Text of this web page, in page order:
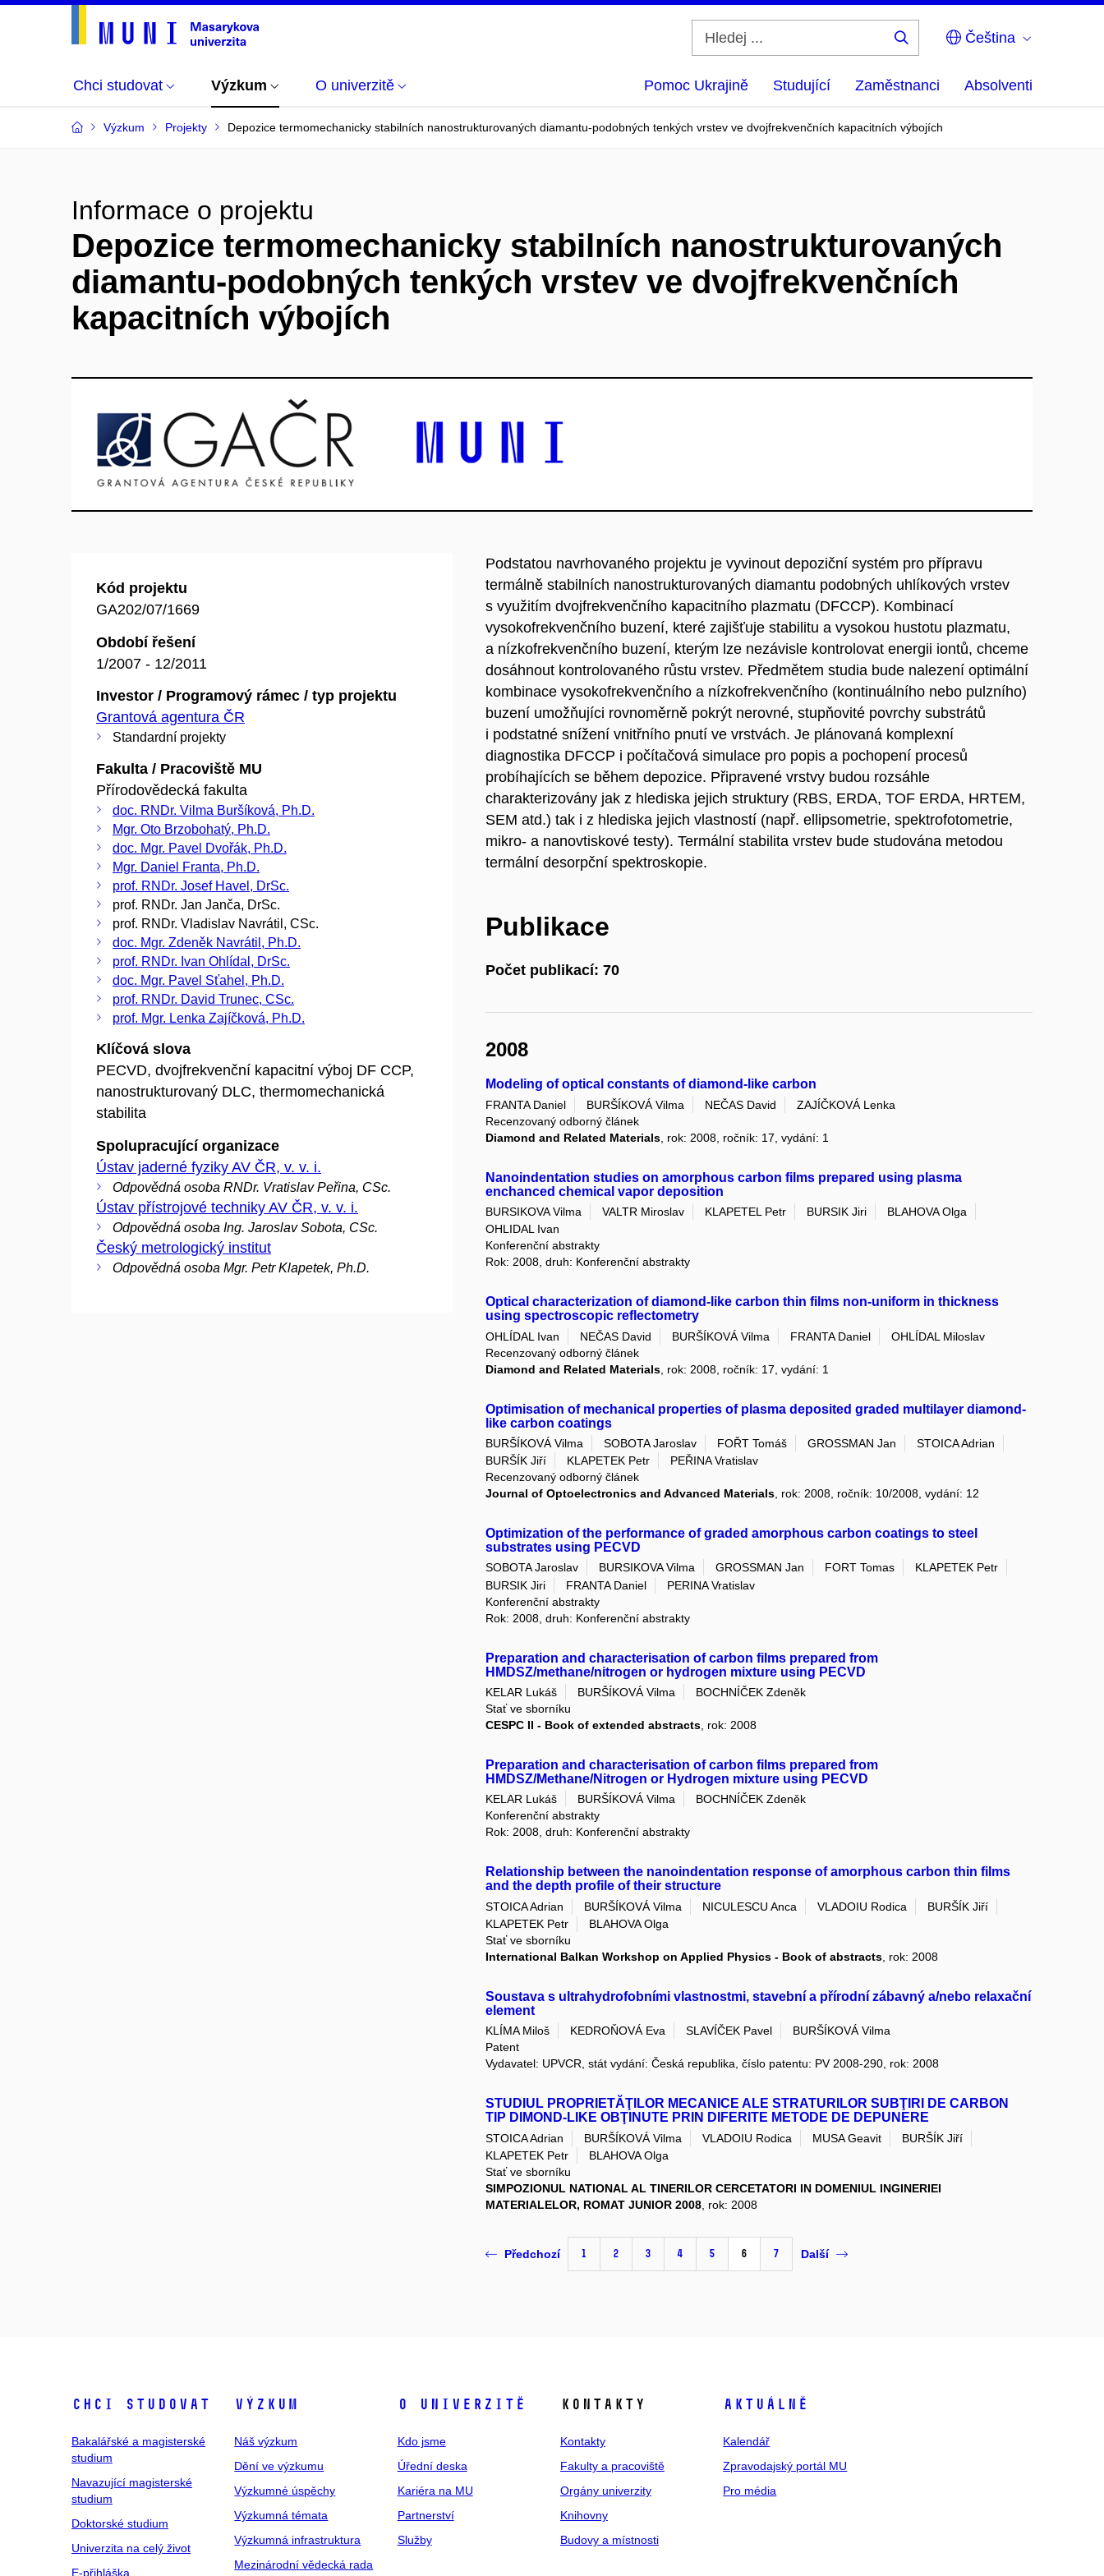
Čeština
Chci studovat Výzkum O univerzitě Pomoc Ukrajině Studující Zaměstnanci Absolventi
Výzkum Projekty Depozice termomechanicky stabilních nanostrukturovaných diamantu-podobných tenkých vrstev ve dvojfrekvenčních kapacitních výbojích
Informace o projektu
Depozice termomechanicky stabilních nanostrukturovaných
diamantu-podobných tenkých vrstev ve dvojfrekvenčních
kapacitních výbojích
Kód projektu
GA202/07/1669
Období řešení
1/2007 - 12/2011
Investor / Programový rámec / typ projektu
Grantová agentura ČR
Standardní projekty
Fakulta / Pracoviště MU
Přírodovědecká fakulta
doc. RNDr. Vilma Buršíková, Ph.D.
Mgr. Oto Brzobohatý, Ph.D.
doc. Mgr. Pavel Dvořák, Ph.D.
Mgr. Daniel Franta, Ph.D.
prof. RNDr. Josef Havel, DrSc.
prof. RNDr. Jan Janča, DrSc.
prof. RNDr. Vladislav Navrátil, CSc.
doc. Mgr. Zdeněk Navrátil, Ph.D.
prof. RNDr. Ivan Ohlídal, DrSc.
doc. Mgr. Pavel Sťahel, Ph.D.
prof. RNDr. David Trunec, CSc.
prof. Mgr. Lenka Zajíčková, Ph.D.
Klíčová slova
PECVD, dvojfrekvenční kapacitní výboj DF CCP,
nanostrukturovaný DLC, thermomechanická
stabilita
Spolupracující organizace
Ústav jaderné fyziky AV ČR, v. v. i.
Odpovědná osoba RNDr. Vratislav Peřina, CSc.
Ústav přístrojové techniky AV ČR, v. v. i.
Odpovědná osoba Ing. Jaroslav Sobota, CSc.
Český metrologický institut
Odpovědná osoba Mgr. Petr Klapetek, Ph.D.
Podstatou navrhovaného projektu je vyvinout depoziční systém pro přípravu
termálně stabilních nanostrukturovaných diamantu podobných uhlíkových vrstev
s využitím dvojfrekvenčního kapacitního plazmatu (DFCCP). Kombinací
vysokofrekvenčního buzení, které zajišťuje stabilitu a vysokou hustotu plazmatu,
a nízkofrekvenčního buzení, kterým lze nezávisle kontrolovat energii iontů, chceme
dosáhnout kontrolovaného růstu vrstev. Předmětem studia bude nalezení optimální
kombinace vysokofrekvenčního a nízkofrekvenčního (kontinuálního nebo pulzního)
buzení umožňujíci rovnoměrně pokrýt nerovné, stupňovité povrchy substrátů
i podstatné snížení vnitřního pnutí ve vrstvách. Je plánovaná komplexní
diagnostika DFCCP i počítačová simulace pro popis a pochopení procesů
probíhajících se během depozice. Připravené vrstvy budou rozsáhle
charakterizovány jak z hlediska jejich struktury (RBS, ERDA, TOF ERDA, HRTEM,
SEM atd.) tak i z hlediska jejich vlastností (např. ellipsometrie, spektrofotometrie,
mikro- a nanovtiskové testy). Termální stabilita vrstev bude studována metodou
termální desorpční spektroskopie.
Publikace
Počet publikací: 70
2008
Modeling of optical constants of diamond-like carbon
FRANTA Daniel BURŠÍKOVÁ Vilma NEČAS David
ZAJÍČKOVÁ Lenka
Recenzovaný odborný článek
Diamond and Related Materials , rok: 2008, ročník: 17, vydání: 1
Nanoindentation studies on amorphous carbon films prepared using plasma
enchanced chemical vapor deposition
BURSIKOVA Vilma VALTR Miroslav KLAPETEL Petr BURSIK Jiri
BLAHOVA Olga
OHLIDAL Ivan
Konferenční abstrakty
Rok: 2008, druh: Konferenční abstrakty
Optical characterization of diamond-like carbon thin films non-uniform in thickness
using spectroscopic reflectometry
OHLÍDAL Ivan NEČAS David BURŠÍKOVÁ Vilma FRANTA Daniel
OHLÍDAL Miloslav
Recenzovaný odborný článek
Diamond and Related Materials , rok: 2008, ročník: 17, vydání: 1
Optimisation of mechanical properties of plasma deposited graded multilayer diamond-
like carbon coatings
BURŠÍKOVÁ Vilma SOBOTA Jaroslav FOŘT Tomáš GROSSMAN Jan
STOICA Adrian
BURŠÍK Jiří
KLAPETEK Petr
PEŘINA Vratislav
Recenzovaný odborný článek
Journal of Optoelectronics and Advanced Materials , rok: 2008, ročník: 10/2008, vydání: 12
Optimization of the performance of graded amorphous carbon coatings to steel
substrates using PECVD
SOBOTA Jaroslav BURSIKOVA Vilma GROSSMAN Jan FORT Tomas
KLAPETEK Petr
BURSIK Jiri
FRANTA Daniel
PERINA Vratislav
Konferenční abstrakty
Rok: 2008, druh: Konferenční abstrakty
Preparation and characterisation of carbon films prepared from
HMDSZ/methane/nitrogen or hydrogen mixture using PECVD
KELAR Lukáš BURŠÍKOVÁ Vilma
BOCHNÍČEK Zdeněk
Stať ve sborníku
CESPC II - Book of extended abstracts , rok: 2008
Preparation and characterisation of carbon films prepared from
HMDSZ/Methane/Nitrogen or Hydrogen mixture using PECVD
KELAR Lukáš BURŠÍKOVÁ Vilma
BOCHNÍČEK Zdeněk
Konferenční abstrakty
Rok: 2008, druh: Konferenční abstrakty
Relationship between the nanoindentation response of amorphous carbon thin films
and the depth profile of their structure
STOICA Adrian BURŠÍKOVÁ Vilma NICULESCU Anca VLADOIU Rodica
BURŠÍK Jiří
KLAPETEK Petr
BLAHOVA Olga
Stať ve sborníku
International Balkan Workshop on Applied Physics - Book of abstracts , rok: 2008
Soustava s ultrahydrofobními vlastnostmi, stavební a přírodní zábavný a/nebo relaxační
element
KLÍMA Miloš KEDROŇOVÁ Eva SLAVÍČEK Pavel
BURŠÍKOVÁ Vilma
Patent
Vydavatel: UPVCR, stát vydání: Česká republika, číslo patentu: PV 2008-290, rok: 2008
STUDIUL PROPRIETĂŢILOR MECANICE ALE STRATURILOR SUBŢIRI DE CARBON
TIP DIMOND-LIKE OBŢINUTE PRIN DIFERITE METODE DE DEPUNERE
STOICA Adrian BURŠÍKOVÁ Vilma VLADOIU Rodica MUSA Geavit
BURŠÍK Jiří
KLAPETEK Petr
BLAHOVA Olga
Stať ve sborníku
SIMPOZIONUL NATIONAL AL TINERILOR CERCETATORI IN DOMENIUL INGINERIEI
MATERIALELOR, ROMAT JUNIOR 2008 , rok: 2008
Předchozí 1 2 3 4 5 6 7 Další
Chci studovat
Bakalářské a magisterské
studium
Navazující magisterské
studium
Doktorské studium
Univerzita na celý život
E-přihláška
Výzkum
Náš výzkum
Dění ve výzkumu
Výzkumné úspěchy
Výzkumná témata
Výzkumná infrastruktura
Mezinárodní vědecká rada
O univerzitě
Kdo jsme
Úřední deska
Kariéra na MU
Partnerství
Služby
Kontakty
Kontakty
Fakulty a pracoviště
Orgány univerzity
Knihovny
Budovy a místnosti
Aktuálně
Kalendář
Zpravodajský portál MU
Pro média